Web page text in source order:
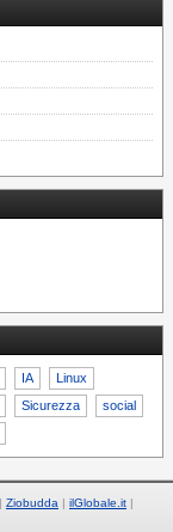
IA
Linux
Sicurezza
social
Ziobudda
ilGlobale.it